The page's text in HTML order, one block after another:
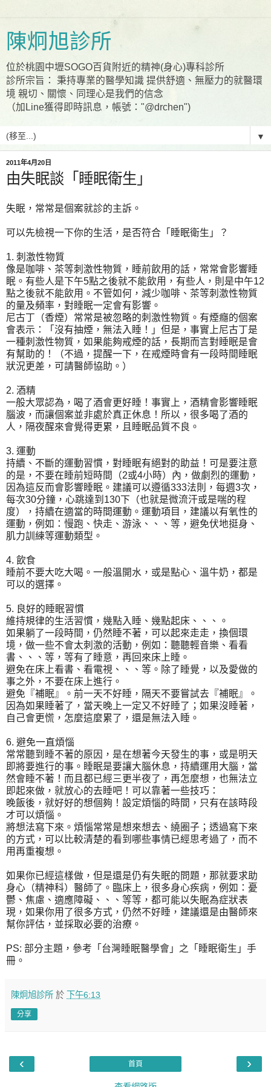
陳炯旭診所
位於桃園中壢SOGO百貨附近的精神(身心)專科診所
診所宗旨： 秉持專業的醫學知識 提供舒適、無壓力的就醫環
境 親切、關懷、同理心是我們的信念
（加Line獲得即時訊息，帳號："@drchen")
▼
2011年4月20日
由失眠談「睡眠衛生」
失眠，常常是個案就診的主訴。
可以先檢視一下你的生活，是否符合「睡眠衛生」？
1. 刺激性物質
像是咖啡、茶等刺激性物質，睡前飲用的話，常常會影響睡
眠。有些人是下午5點之後就不能飲用，有些人，則是中午12
點之後就不能飲用。不管如何，減少咖啡、茶等刺激性物質
的量及頻率，對睡眠一定會有影響。
尼古丁（香煙）常常是被忽略的刺激性物質。有煙癮的個案
會表示：「沒有抽煙，無法入睡！」但是，事實上尼古丁是
一種刺激性物質，如果能夠戒煙的話，長期而言對睡眠是會
有幫助的！（不過，提醒一下，在戒煙時會有一段時間睡眠
狀況更差，可請醫師協助。）
2. 酒精
一般大眾認為，喝了酒會更好睡！事實上，酒精會影響睡眠
腦波，而讓個案並非處於真正休息！所以，很多喝了酒的
人，隔夜醒來會覺得更累，且睡眠品質不良。
3. 運動
持續、不斷的運動習慣，對睡眠有絕對的助益！可是要注意
的是，不要在睡前短時間（2或4小時）內，做劇烈的運動，
因為這反而會影響睡眠。建議可以遵循333法則，每週3次，
每次30分鐘，心跳達到130下（也就是微流汗或是喘的程
度），持續在適當的時間運動。運動項目，建議以有氧性的
運動，例如：慢跑、快走、游泳、、、等，避免伏地挺身、
肌力訓練等運動類型。
4. 飲食
睡前不要大吃大喝。一般溫開水，或是點心、溫牛奶，都是
可以的選擇。
5. 良好的睡眠習慣
維持規律的生活習慣，幾點入睡、幾點起床、、、。
如果躺了一段時間，仍然睡不著，可以起來走走，換個環
境，做一些不會太刺激的活動，例如：聽聽輕音樂、看看
書、、、等，等有了睡意，再回來床上睡。
避免在床上看書、看電視、、、等。除了睡覺，以及愛做的
事之外，不要在床上進行。
避免『補眠』。前一天不好睡，隔天不要嘗試去『補眠』。
因為如果睡著了，當天晚上一定又不好睡了；如果沒睡著，
自己會更慌，怎麼這麼累了，還是無法入睡。
6. 避免一直煩惱
常常聽到睡不著的原因，是在想著今天發生的事，或是明天
即將要進行的事。睡眠是要讓大腦休息，持續運用大腦，當
然會睡不著！而且都已經三更半夜了，再怎麼想，也無法立
即起來做，就放心的去睡吧！可以靠著一些技巧：
晚飯後，就好好的想個夠！設定煩惱的時間，只有在該時段
才可以煩惱。
將想法寫下來。煩惱常常是想來想去、繞圈子；透過寫下來
的方式，可以比較清楚的看到哪些事情已經思考過了，而不
用再重複想。
如果你已經這樣做，但是還是仍有失眠的問題，那就要求助
身心（精神科）醫師了。臨床上，很多身心疾病，例如：憂
鬱、焦慮、適應障礙、、、等等，都可能以失眠為症狀表
現，如果你用了很多方式，仍然不好睡，建議還是由醫師來
幫你評估，並採取必要的治療。
PS: 部分主題，參考「台灣睡眠醫學會」之「睡眠衛生」手
冊。
陳炯旭診所 於 下午6:13
分享
‹ ›
首頁